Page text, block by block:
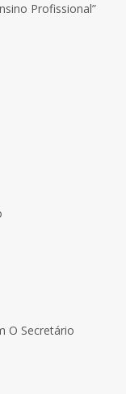
Profissional”
O Secretário